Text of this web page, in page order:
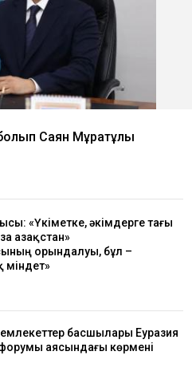
Саян Мұратұлы
«Үкіметке, әкімдерге тағы
Қазақстан»
орындалуы, бұл –
міндет»
басшылары Еуразия
аясындағы көрмені